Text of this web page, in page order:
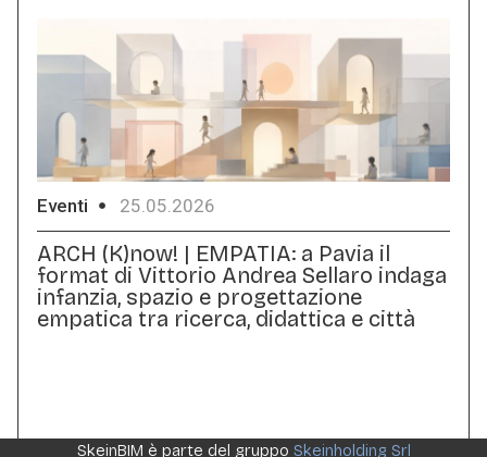
Eventi 25.05.2026
ARCH (K)now! | EMPATIA: a Pavia il
format di Vittorio Andrea Sellaro indaga
infanzia, spazio e progettazione
empatica tra ricerca, didattica e città
SkeinBIM è parte del gruppo Skeinholding Srl